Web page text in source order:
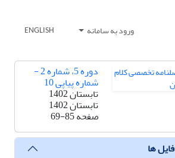
ورود به سامانه ENGLISH
دوره 5، شماره 2 -
شماره پیاپی 10
تابستان 1402
تابستان 1402
صفحه69-85
فایل ها